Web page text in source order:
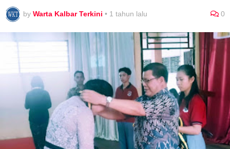
by Warta Kalbar Terkini • 1 tahun lalu 0